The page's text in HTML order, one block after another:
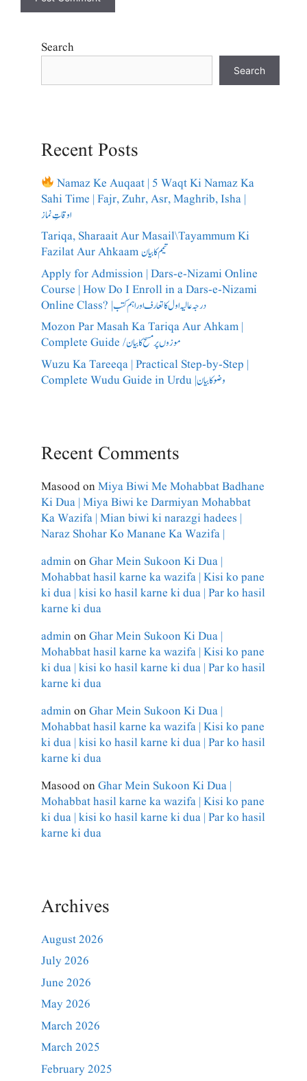
Search
Search
Recent Posts
Namaz Ke Auqaat | 5 Waqt Ki Namaz Ka
Sahi Time | Fajr, Zuhr, Asr, Maghrib, Isha |
اوقاتِ نماز
Tariqa, Sharaait Aur Masail\Tayammum Ki
Fazilat Aur Ahkaam تیمم کا بیان
Apply for Admission | Dars-e-Nizami Online
Course | How Do I Enroll in a Dars-e-Nizami
Online Class? |درجہ عالیہ اول کا تعارف اور اہم کتب
Mozon Par Masah Ka Tariqa Aur Ahkam |
Complete Guide /​موزوں پر مسح کا بیان
Wuzu Ka Tareeqa | Practical Step-by-Step |
Complete Wudu Guide in Urdu |وضو کا بیان
Recent Comments
MasoodonMiya Biwi Me Mohabbat Badhane
Ki Dua | Miya Biwi ke Darmiyan Mohabbat
Ka Wazifa | Mian biwi ki narazgi hadees |
Naraz Shohar Ko Manane Ka Wazifa |
adminonGhar Mein Sukoon Ki Dua |
Mohabbat hasil karne ka wazifa | Kisi ko pane
ki dua | kisi ko hasil karne ki dua | Par ko hasil
karne ki dua
adminonGhar Mein Sukoon Ki Dua |
Mohabbat hasil karne ka wazifa | Kisi ko pane
ki dua | kisi ko hasil karne ki dua | Par ko hasil
karne ki dua
adminonGhar Mein Sukoon Ki Dua |
Mohabbat hasil karne ka wazifa | Kisi ko pane
ki dua | kisi ko hasil karne ki dua | Par ko hasil
karne ki dua
MasoodonGhar Mein Sukoon Ki Dua |
Mohabbat hasil karne ka wazifa | Kisi ko pane
ki dua | kisi ko hasil karne ki dua | Par ko hasil
karne ki dua
Archives
August 2026
July 2026
June 2026
May 2026
March 2026
March 2025
February 2025